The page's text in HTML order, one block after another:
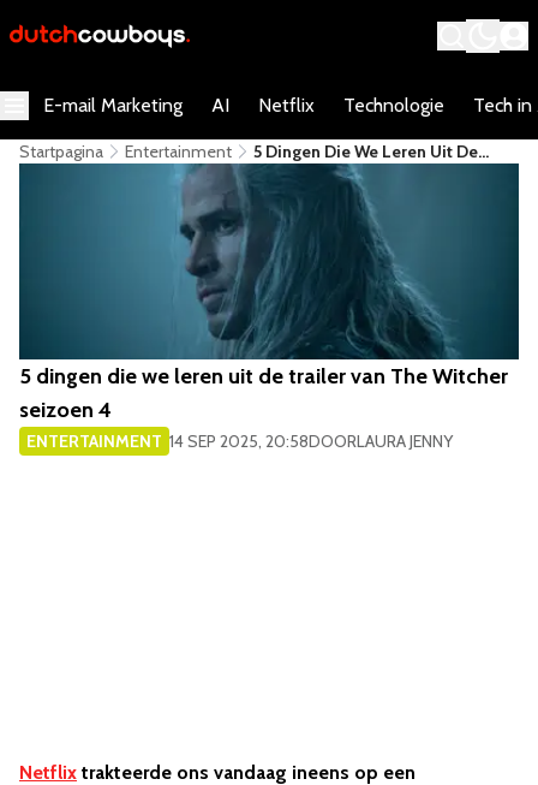
E-mail Marketing AI Netflix Technologie Tech in
Startpagina Entertainment
5 Dingen Die We Leren Uit De
Trailer Van The Witcher Seizoen 4
5 dingen die we leren uit de trailer van The Witcher
seizoen 4
ENTERTAINMENT 14 SEP 2025, 20:58DOORLAURA JENNY
Netflix trakteerde ons vandaag ineens op een